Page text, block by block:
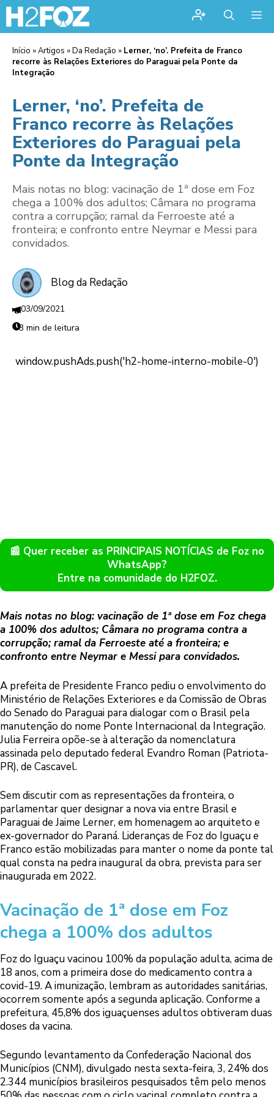
Início »Artigos »Da Redação » Lerner, ‘no’. Prefeita de Franco
recorre às Relações Exteriores do Paraguai pela Ponte da
Integração
Lerner, ‘no’. Prefeita de
Franco recorre às Relações
Exteriores do Paraguai pela
Ponte da Integração
Mais notas no blog: vacinação de 1ª dose em Foz
chega a 100% dos adultos; Câmara no programa
contra a corrupção; ramal da Ferroeste até a
fronteira; e confronto entre Neymar e Messi para
convidados.
Blog da Redação
03/09/2021
3 min de leitura
📰 Quer receber as PRINCIPAIS NOTÍCIAS de Foz no
WhatsApp?
Entre na comunidade do H2FOZ.
Mais notas no blog: vacinação de 1ª dose em Foz chega
a 100% dos adultos; Câmara no programa contra a
corrupção; ramal da Ferroeste até a fronteira; e
confronto entre Neymar e Messi para convidados.
A prefeita de Presidente Franco pediu o envolvimento do
Ministério de Relações Exteriores e da Comissão de Obras
do Senado do Paraguai para dialogar com o Brasil pela
manutenção do nome Ponte Internacional da Integração.
Julia Ferreira opõe-se à alteração da nomenclatura
assinada pelo deputado federal Evandro Roman (Patriota-
PR), de Cascavel.
Sem discutir com as representações da fronteira, o
parlamentar quer designar a nova via entre Brasil e
Paraguai de Jaime Lerner, em homenagem ao arquiteto e
ex-governador do Paraná. Lideranças de Foz do Iguaçu e
Franco estão mobilizadas para manter o nome da ponte tal
qual consta na pedra inaugural da obra, prevista para ser
inaugurada em 2022.
Vacinação de 1ª dose em Foz
chega a 100% dos adultos
Foz do Iguaçu vacinou 100% da população adulta, acima de
18 anos, com a primeira dose do medicamento contra a
covid-19. A imunização, lembram as autoridades sanitárias,
ocorrem somente após a segunda aplicação. Conforme a
prefeitura, 45,8% dos iguaçuenses adultos obtiveram duas
doses da vacina.
Segundo levantamento da Confederação Nacional dos
Municípios (CNM), divulgado nesta sexta-feira, 3, 24% dos
2.344 municípios brasileiros pesquisados têm pelo menos